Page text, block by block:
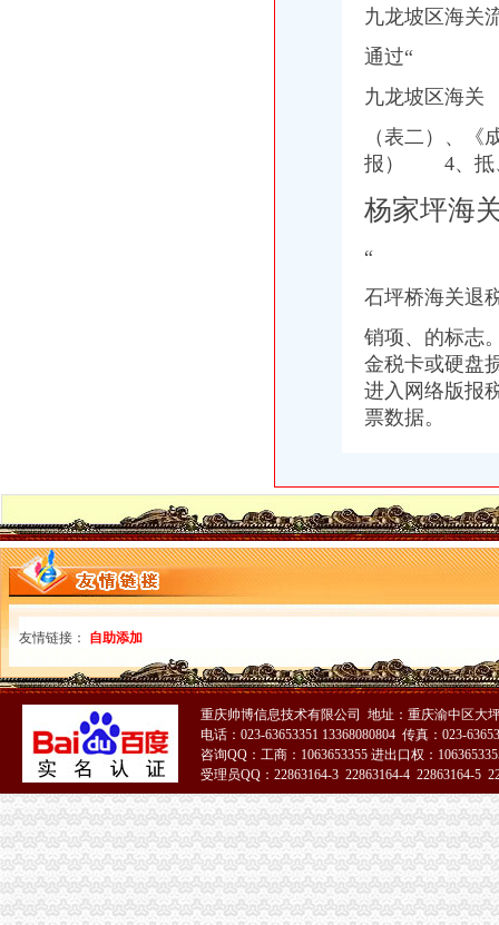
海关到富丽大酒店公交_怎么坐车_怎么走_要多久_同程旅游公交
速8酒店（重庆石桥铺地铁站店）（原重庆石桥铺店）预订_价格_电话_
《重庆与世界》市场发行网络名单-《重庆与世界》2005年第04期-吾喜
重庆珞璜千万吨级长江枢纽港动工串起一带一路_中国江苏网
武隆2日1晚跟团游·天坑+地缝+芙蓉洞经济住宿-【携程旅游】
重庆港：有望成为未来西南物流集中心_hc360慧聪网工程机械行业频
权威发布|助推自贸区建设,重庆主城各区大招频出_新闻中心_中国网
上半年重庆经济社会发展亮点频显——人民网·重庆视窗—重庆权威新
小松挖机橡胶履带批发市场_小松挖机橡胶履带买卖价格_勤加缘网
广东餐饮美食-广东深圳二郎田（沙头角店）-二郎田（沙头角店）
陈家坪海关
看清楚了主城149个公交车站改名-搜狐滚动
2013年中国重庆渝洽会-国际汽车摩托车及零部件展览会-展会网-中国设
直径_标签_网易财经
白市驿海关
无标题
重庆悠久的历史-论坛里面都来学习一下哈。-重庆社区
重庆,璧山县快递电话、网点地址及派送范围-易查138
谁知道重庆田花卉市场在哪里？_庭院/花园装修|一起网装修
重庆个冷链物流保税仓通过海关验收-直击招商_贵州招商网
巴国城海关
重庆38个区（县）经济实力排行榜出炉,快来看看你家乡排第几！_重
金科太海岸联排别墅总价250万-导购-重庆乐居网
九龙坡区海关
通过“
九龙坡区海
（表二）、
报） 4、抵
杨家坪海
“
石坪桥海关退
销项、的标志
金税卡或硬
进入网络版报
票数据。
友情链接： 自助添加
重庆帅博信息技术有限公司 地址：重庆渝中区大
电话：023-63653351 13368080804 传真：023-
咨询QQ：工商：1063653355 进出口权：
受理员QQ：22863164-3 22863164-4 22863164-5
51La